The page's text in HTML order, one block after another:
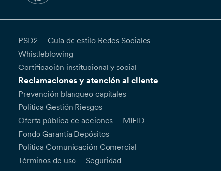
PSD2
Guía de estilo Redes Sociales
Whistleblowing
Certificación institucional y social
Reclamaciones y atención al cliente
Prevención blanqueo capitales
Política Gestión Riesgos
Oferta pública de acciones
MIFID
Fondo Garantía Depósitos
Política Comunicación Comercial
Términos de uso
Seguridad